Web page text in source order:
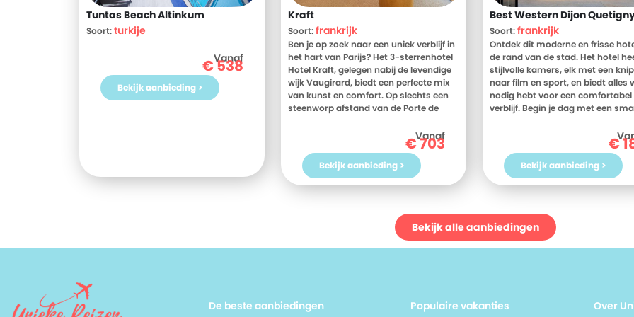
Tuntas Beach Altinkum
Soort:turkije
Vanaf
€538
Bekijk aanbieding >
Kraft
Soort:frankrijk
Ben je op zoek naar een uniek verblijf in
het hart van Parijs? Het 3-sterrenhotel
Hotel Kraft, gelegen nabij de levendige
wijk Vaugirard, biedt een perfecte mix
van kunst en comfort. Op slechts een
steenworp afstand van de Porte de
geniet je van gemakkelijke toegang tot
de hele stad. De 43 kamers zijn stijlvol
ingericht met artistieke details,
waardoor je je in een creatief atelier
waant. Begin je dag met een heerlijk
bezienswaardigheden wilt verkennen of
de lokale cafés en boetieks wilt
Vanaf
€703
Bekijk aanbieding >
Best Western Dijon
Soort:frankrijk
Ontdek dit moderne en frisse
de rand van de stad. Het hotel
stijlvolle kamers, elk met een
naar film en sport, en biedt alles
nodig hebt voor een comfortabel
verblijf. Begin je dag met een
wijnen in de gezellige bar. Dankzij
ligging dicht bij het stadscentrum
hotel makkelijk bereikbaar met het
openbaar vervoer.
€
Bekijk aanbieding >
Bekijk alle aanbiedingen
De beste aanbiedingen Populaire vakanties Over